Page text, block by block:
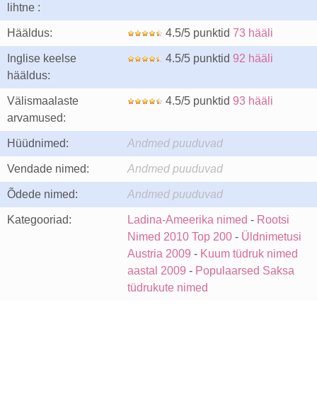
lihtne :
Hääldus: 4.5/5 punktid 73 hääli
Inglise keelse
hääldus:
4.5/5 punktid 92 hääli
Välismaalaste
arvamused:
4.5/5 punktid 93 hääli
Hüüdnimed: Andmed puuduvad
Vendade nimed: Andmed puuduvad
Õdede nimed: Andmed puuduvad
Kategooriad: Ladina-Ameerika nimed - Rootsi
Nimed 2010 Top 200 - Üldnimetusi
Austria 2009 - Kuum tüdruk nimed
aastal 2009 - Populaarsed Saksa
tüdrukute nimed